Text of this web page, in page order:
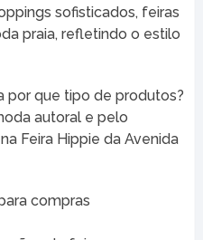
sofisticados, feiras
praia, refletindo o estilo
por que tipo de produtos?
autoral e pelo
Feira Hippie da Avenida
compras